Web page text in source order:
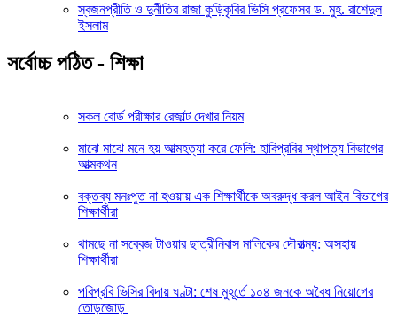
স্বজনপ্রীতি ও দুর্নীতির রাজা কুড়িকৃবির ভিসি প্রফেসর ড. মুহ. রাশেদুল
ইসলাম
সর্বোচ্চ পঠিত - শিক্ষা
সকল বোর্ড পরীক্ষার রেজাল্ট দেখার নিয়ম
মাঝে মাঝে মনে হয় আত্মহত্যা করে ফেলি: হাবিপ্রবির স্থাপত্য বিভাগের
আত্মকথন
বক্তব্য মনঃপুত না হওয়ায় এক শিক্ষার্থীকে অবরুদ্ধ করল আইন বিভাগের
শিক্ষার্থীরা
থামছে না সব্বেজ টাওয়ার ছাত্রীনিবাস মালিকের দৌরাত্ম্য: অসহায়
শিক্ষার্থীরা
পবিপ্রবি ভিসির বিদায় ঘণ্টা: শেষ মুহূর্তে ১০৪ জনকে অবৈধ নিয়োগের
তোড়জোড়